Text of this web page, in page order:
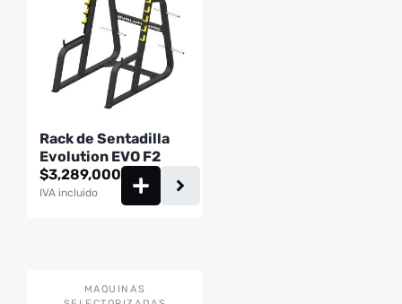
Rack de Sentadilla
Evolution EVO F2
$3,289,000
IVA incluido
MAQUINAS